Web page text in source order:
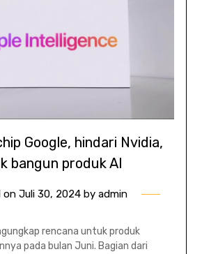
Google, hindari Nvidia,
bangun produk AI
on Juli 30, 2024by admin
rencana untuk produk
pada bulan Juni. Bagian dari